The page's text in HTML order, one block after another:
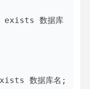
数据库
数据库名;